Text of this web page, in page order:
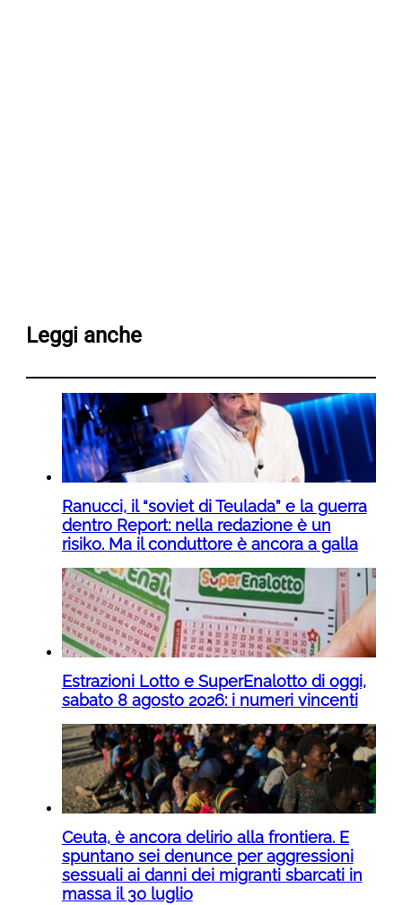
Leggi anche
Ranucci, il “soviet di Teulada” e la guerra
dentro Report: nella redazione è un
risiko. Ma il conduttore è ancora a galla
Estrazioni Lotto e SuperEnalotto di oggi,
sabato 8 agosto 2026: i numeri vincenti
Ceuta, è ancora delirio alla frontiera. E
spuntano sei denunce per aggressioni
sessuali ai danni dei migranti sbarcati in
massa il 30 luglio